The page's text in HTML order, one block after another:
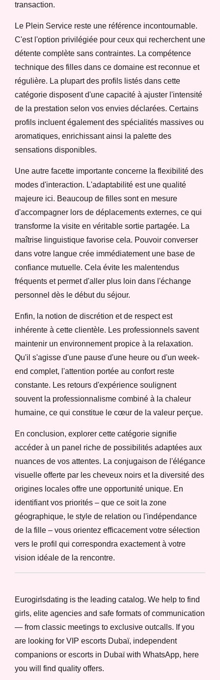
transaction.
Le Plein Service reste une référence incontournable.
C'est l'option privilégiée pour ceux qui recherchent une
détente complète sans contraintes. La compétence
technique des filles dans ce domaine est reconnue et
régulière. La plupart des profils listés dans cette
catégorie disposent d'une capacité à ajuster l'intensité
de la prestation selon vos envies déclarées. Certains
profils incluent également des spécialités massives ou
aromatiques, enrichissant ainsi la palette des
sensations disponibles.
Une autre facette importante concerne la flexibilité des
modes d'interaction. L'adaptabilité est une qualité
majeure ici. Beaucoup de filles sont en mesure
d'accompagner lors de déplacements externes, ce qui
transforme la visite en véritable sortie partagée. La
maîtrise linguistique favorise cela. Pouvoir converser
dans votre langue crée immédiatement une base de
confiance mutuelle. Cela évite les malentendus
fréquents et permet d'aller plus loin dans l'échange
personnel dès le début du séjour.
Enfin, la notion de discrétion et de respect est
inhérente à cette clientèle. Les professionnels savent
maintenir un environnement propice à la relaxation.
Qu'il s'agisse d'une pause d'une heure ou d'un week-
end complet, l'attention portée au confort reste
constante. Les retours d'expérience soulignent
souvent la professionnalisme combiné à la chaleur
humaine, ce qui constitue le cœur de la valeur perçue.
En conclusion, explorer cette catégorie signifie
accéder à un panel riche de possibilités adaptées aux
nuances de vos attentes. La conjugaison de l'élégance
visuelle offerte par les cheveux noirs et la diversité des
origines locales offre une opportunité unique. En
identifiant vos priorités – que ce soit la zone
géographique, le style de relation ou l'indépendance
de la fille – vous orientez efficacement votre sélection
vers le profil qui correspondra exactement à votre
vision idéale de la rencontre.
Eurogirlsdating is the leading catalog. We help to find
girls, elite agencies and safe formats of communication
— from classic meetings to exclusive outcalls. If you
are looking for VIP escorts Dubaï, independent
companions or escorts in Dubaï with WhatsApp, here
you will find quality offers.